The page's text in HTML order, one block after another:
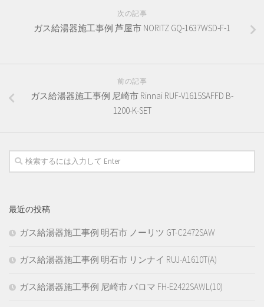
次の記事
ガス給湯器施工事例 芦屋市 NORITZ GQ-1637WSD-F-1
前の記事
ガス給湯器施工事例 尼崎市 Rinnai RUF-V1615SAFFD B-
1200-K-SET
最近の投稿
ガス給湯器施工事例 明石市 ノーリツ GT-C2472SAW
ガス給湯器施工事例 明石市 リンナイ RUJ-A1610T(A)
ガス給湯器施工事例 尼崎市 パロマ FH-E2422SAWL(10)